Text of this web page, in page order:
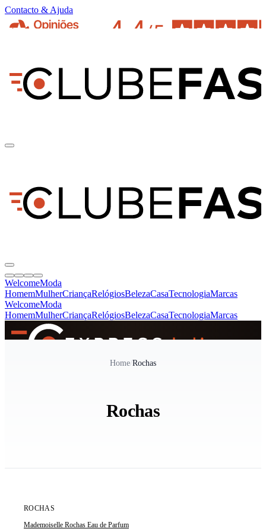
Contacto & Ajuda
WelcomeModa
HomemMulherCriançaRelógiosBelezaCasaTecnologiaMarcas
WelcomeModa
HomemMulherCriançaRelógiosBelezaCasaTecnologiaMarcas
Home/Rochas
Rochas
ROCHAS
Mademoiselle Rochas Eau de Parfum